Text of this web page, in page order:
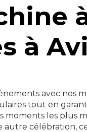
à
avec nos
tout en
moments les plus
célébration,